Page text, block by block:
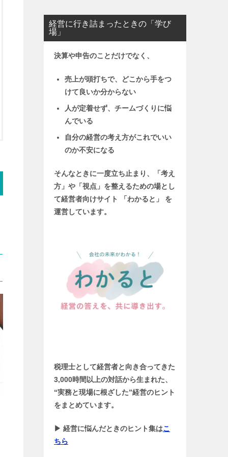
経営に行き詰まったときの「学び
場」
決算や申告のことだけでなく、
売上が頭打ちで、どこから手をつ
けて良いか分からない
人が定着せず、チームづくりに悩
んでいる
自分の経営の考え方がこれでいい
のか不安になる
そんなときに一度立ち止まり、「考え
方」や「視点」を整えるための場とし
て経営者向けサイト 「わかると」 を
運営しています。
税理士として経営者と向き合ってきた
3,000時間以上の対話から生まれた、
“実務と現場に根ざした”経営のヒント
をまとめています。
▶ 経営に悩んだときのヒント集はこ
ちら